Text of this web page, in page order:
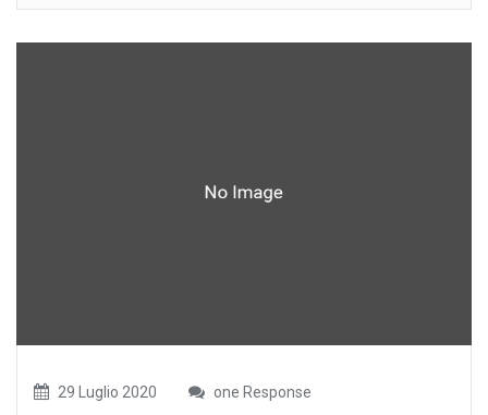
29 Luglio 2020 one Response